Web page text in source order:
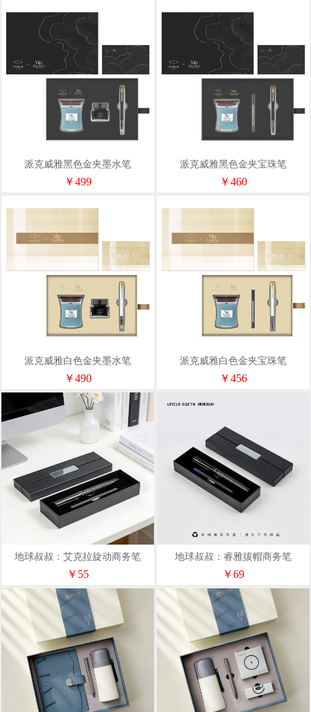
派克威雅黑色金夹墨水笔
+WoodWick香薰黑色礼盒套装
￥499
派克威雅黑色金夹宝珠笔
+WoodWick香薰黑色礼盒套装
￥460
派克威雅白色金夹墨水笔
+WoodWick香薰金色礼盒套装
￥490
派克威雅白色金夹宝珠笔
+WoodWick香薰金色礼盒套装
￥456
地球叔叔：艾克拉旋动商务笔
￥55
地球叔叔：睿雅拔帽商务笔
￥69